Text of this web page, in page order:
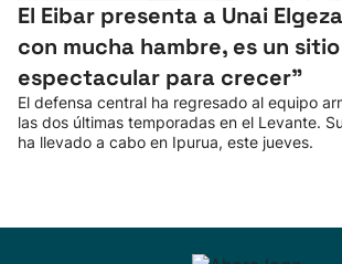
El Eibar presenta a Unai
con mucha hambre, es un sitio
espectacular para crecer”
El defensa central ha regresado al equipo
las dos últimas temporadas en el Levante.
ha llevado a cabo en Ipurua, este jueves.